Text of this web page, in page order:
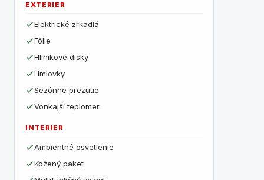
EXTERIER
Elektrické zrkadlá
Fólie
Hliníkové disky
Hmlovky
Sezónne prezutie
Vonkajší teplomer
INTERIER
Ambientné osvetlenie
Kožený paket